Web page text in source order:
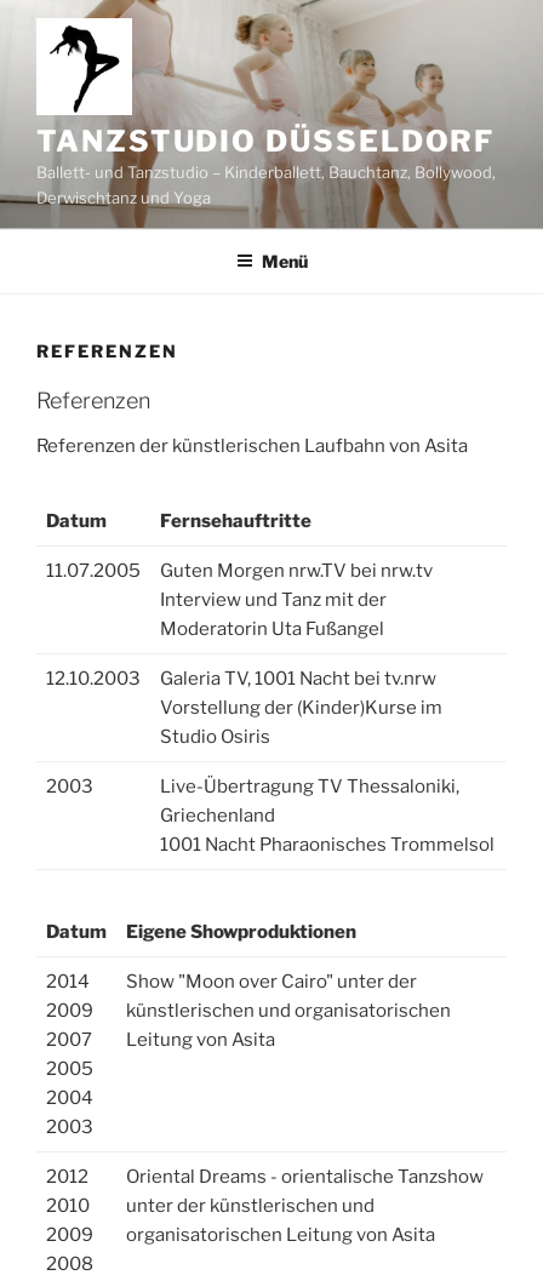
Zum
TANZSTUDIO DÜSSELDORF
Ballett- und Tanzstudio – Kinderballett, Bauchtanz, Bollywood,
Derwischtanz und Yoga
Menü
REFERENZEN
Referenzen
Referenzen der künstlerischen Laufbahn von Asita
Datum Fernsehauftritte
11.07.2005
Guten Morgen nrw.TV bei nrw.tv
Interview und Tanz mit der
Moderatorin Uta Fußangel
12.10.2003
Galeria TV, 1001 Nacht bei tv.nrw
Vorstellung der (Kinder)Kurse im
Studio Osiris
2003
Live-Übertragung TV Thessaloniki,
Griechenland
1001 Nacht Pharaonisches Trommelsol
Datum Eigene Showproduktionen
2014
2009
2007
2005
2004
2003
Show "Moon over Cairo" unter der
künstlerischen und organisatorischen
Leitung von Asita
2012
2010
2009
2008
Oriental Dreams - orientalische Tanzshow
unter der künstlerischen und
organisatorischen Leitung von Asita